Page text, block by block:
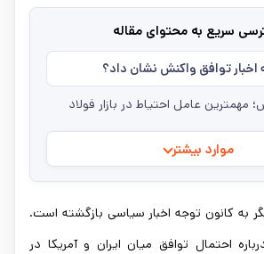
سریع به محتوای مقاله
اخبار توافق واکنش نشان داد؟
مهمترین عامل احتیاط در بازار فولاد
موارد بیشتر
به کانون توجه اخبار سیاسی بازگشته است.
احتمال توافق میان ایران و آمریکا در